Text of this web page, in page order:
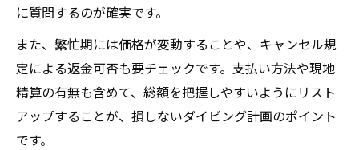
に質問するのが確実です。
また、繁忙期には価格が変動することや、キャンセル規
定による返金可否も要チェックです。支払い方法や現地
精算の有無も含めて、総額を把握しやすいようにリスト
アップすることが、損しないダイビング計画のポイント
です。